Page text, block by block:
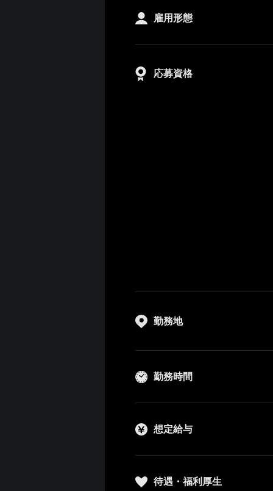
雇用形態
応募資格
勤務地
勤務時間
想定給与
待遇・福利厚生